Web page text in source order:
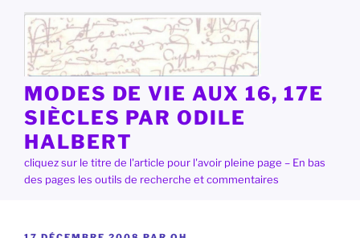
contenu
principal
MODES DE VIE AUX 16, 17E
SIÈCLES PAR ODILE
HALBERT
cliquez sur le titre de l'article pour l'avoir pleine page – En bas
des pages les outils de recherche et commentaires